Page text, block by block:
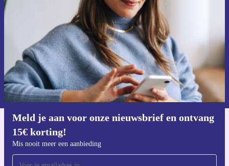
Meld je aan voor onze nieuwsbrief en ontvang
15€ korting!
Mis nooit meer een aanbieding
Mis nooit meer een aanbieding.
Voucher aanvragen
Informatie over het gebruik van persoonsgegevens vind je in ons
privacybeleid.
Voor iOS en Android